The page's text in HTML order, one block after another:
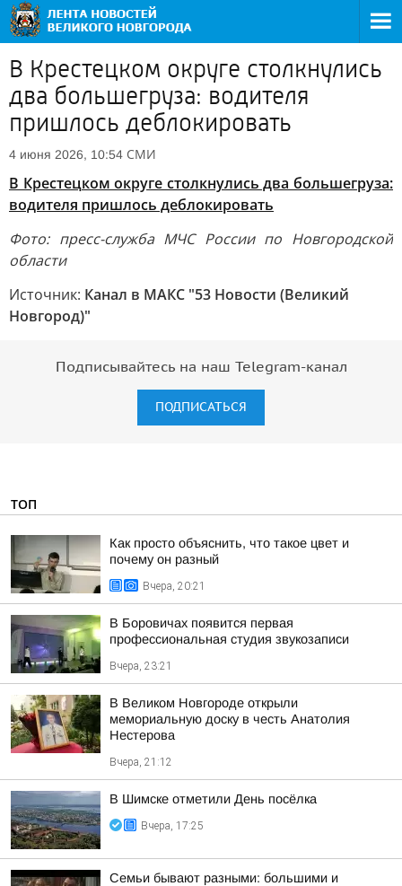
В Крестецком округе столкнулись
два большегруза: водителя
пришлось деблокировать
4 июня 2026, 10:54 СМИ
В Крестецком округе столкнулись два большегруза:
водителя пришлось деблокировать
Фото: пресс-служба МЧС России по Новгородской
области
Источник: Канал в МАКС "53 Новости (Великий
Новгород)"
Подписывайтесь на наш Telegram-канал
ПОДПИСАТЬСЯ
ТОП
Как просто объяснить, что такое цвет и
почему он разный
Вчера, 20:21
В Боровичах появится первая
профессиональная студия звукозаписи
Вчера, 23:21
В Великом Новгороде открыли
мемориальную доску в честь Анатолия
Нестерова
Вчера, 21:12
В Шимске отметили День посёлка
Вчера, 17:25
Семьи бывают разными: большими и